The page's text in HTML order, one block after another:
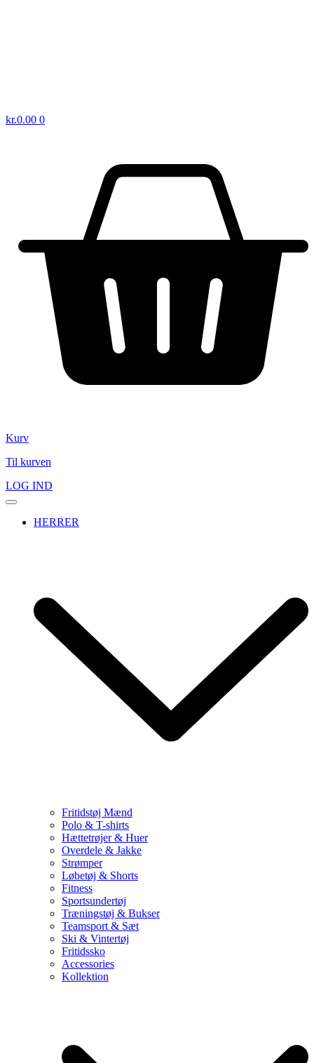
kr.0.00 0
Kurv
Til kurven
LOG IND
HERRER
Fritidstøj Mænd
Polo & T-shirts
Hættetrøjer & Huer
Overdele & Jakke
Strømper
Løbetøj & Shorts
Fitness
Sportsundertøj
Træningstøj & Bukser
Teamsport & Sæt
Ski & Vintertøj
Fritidssko
Accessories
Kollektion